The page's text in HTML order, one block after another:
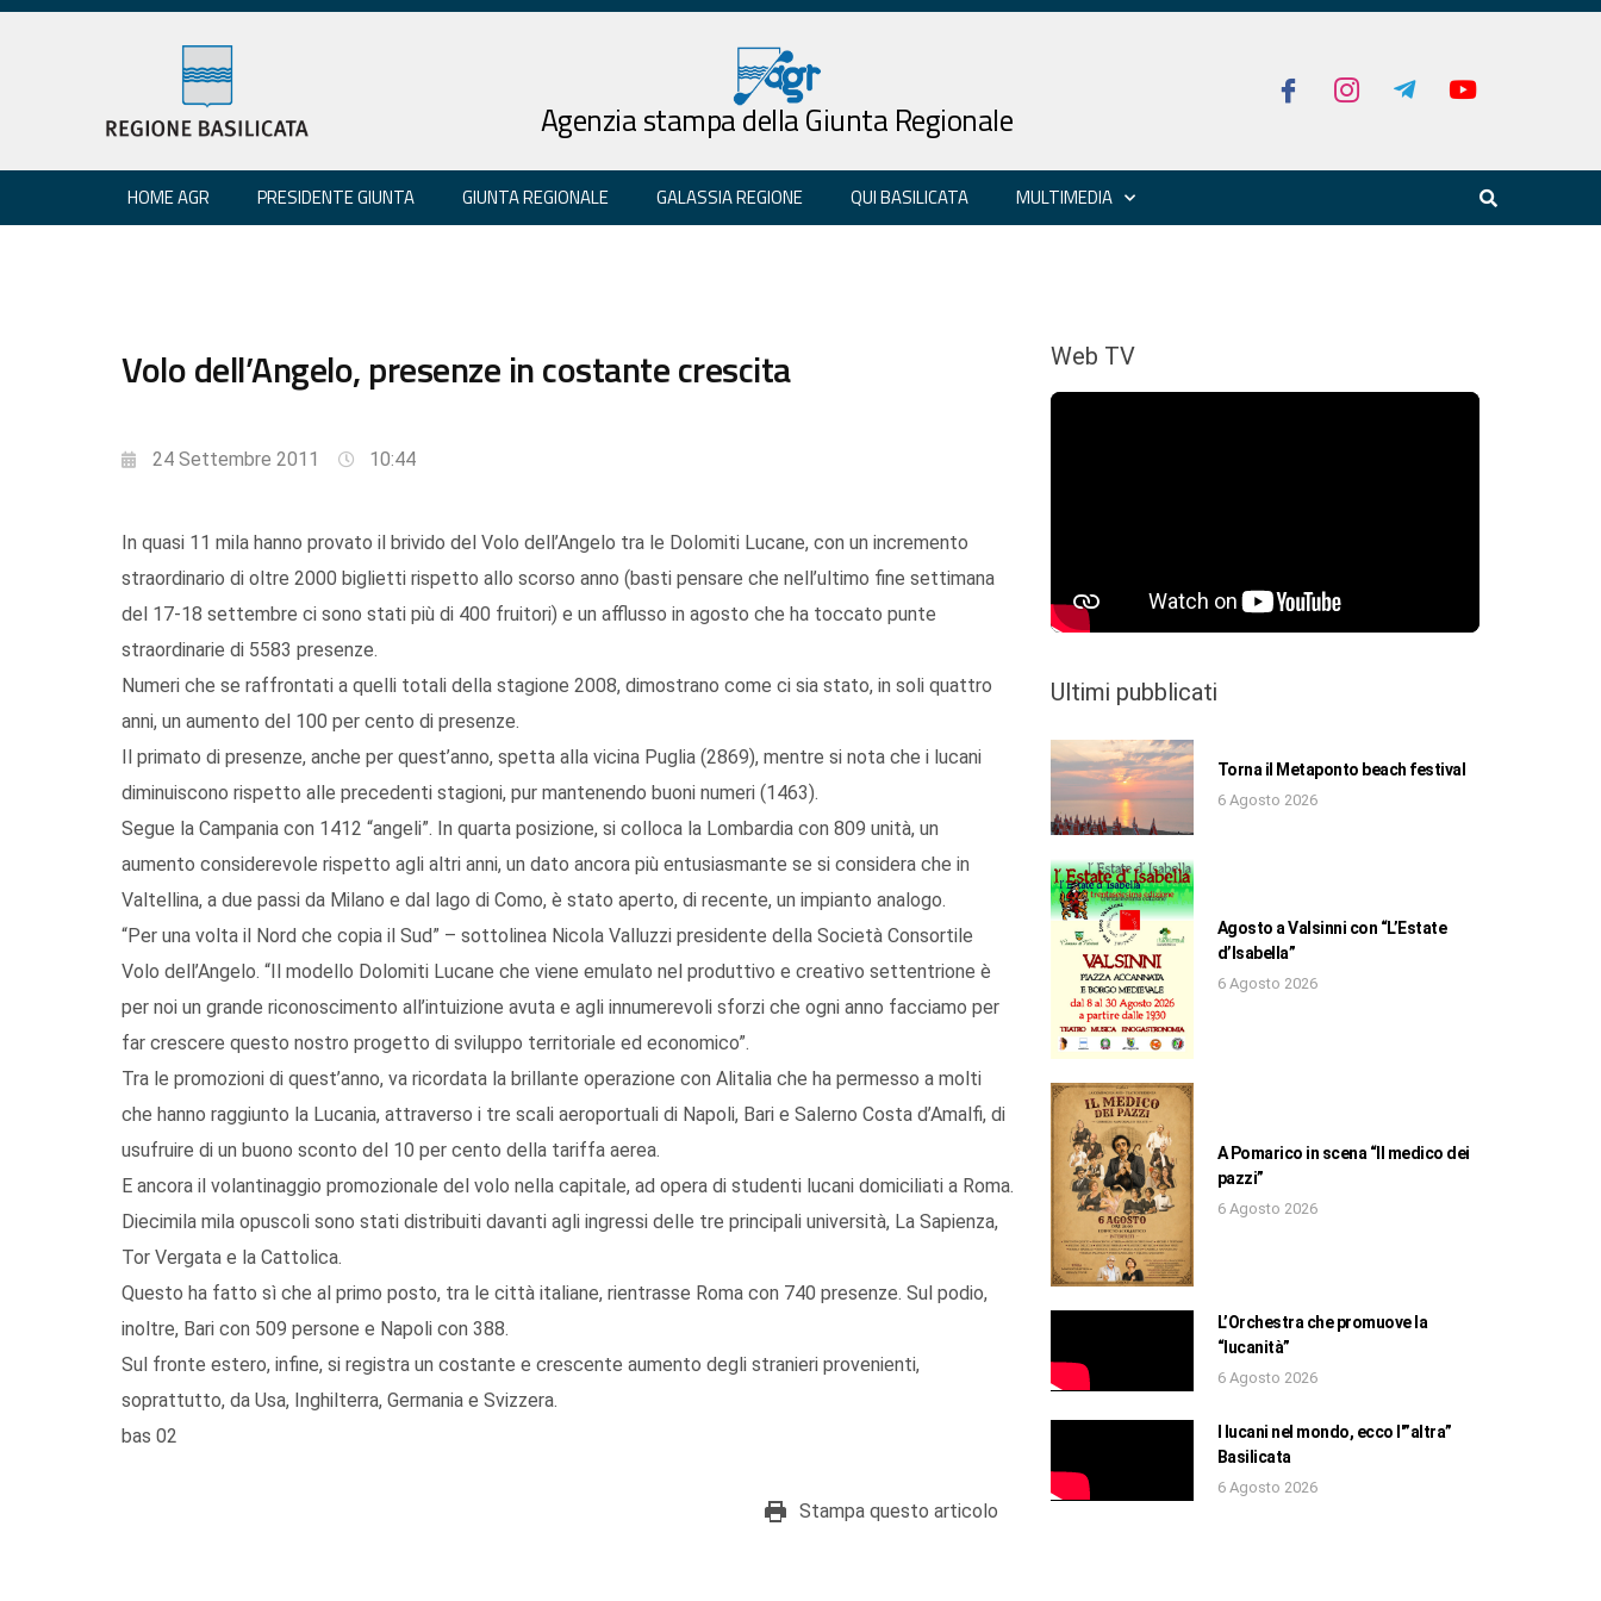
Agenzia stampa della Giunta Regionale
HOME AGR PRESIDENTE GIUNTA GIUNTA REGIONALE GALASSIA REGIONE QUI BASILICATA MULTIMEDIA
Volo dell’Angelo, presenze in costante crescita
24 Settembre 2011 10:44
In quasi 11 mila hanno provato il brivido del Volo dell’Angelo tra le Dolomiti Lucane, con un incremento
straordinario di oltre 2000 biglietti rispetto allo scorso anno (basti pensare che nell’ultimo fine settimana
del 17-18 settembre ci sono stati più di 400 fruitori) e un afflusso in agosto che ha toccato punte
straordinarie di 5583 presenze.
Numeri che se raffrontati a quelli totali della stagione 2008, dimostrano come ci sia stato, in soli quattro
anni, un aumento del 100 per cento di presenze.
Il primato di presenze, anche per quest’anno, spetta alla vicina Puglia (2869), mentre si nota che i lucani
diminuiscono rispetto alle precedenti stagioni, pur mantenendo buoni numeri (1463).
Segue la Campania con 1412 “angeli”. In quarta posizione, si colloca la Lombardia con 809 unità, un
aumento considerevole rispetto agli altri anni, un dato ancora più entusiasmante se si considera che in
Valtellina, a due passi da Milano e dal lago di Como, è stato aperto, di recente, un impianto analogo.
“Per una volta il Nord che copia il Sud” – sottolinea Nicola Valluzzi presidente della Società Consortile
Volo dell’Angelo. “Il modello Dolomiti Lucane che viene emulato nel produttivo e creativo settentrione è
per noi un grande riconoscimento all’intuizione avuta e agli innumerevoli sforzi che ogni anno facciamo per
far crescere questo nostro progetto di sviluppo territoriale ed economico”.
Tra le promozioni di quest’anno, va ricordata la brillante operazione con Alitalia che ha permesso a molti
che hanno raggiunto la Lucania, attraverso i tre scali aeroportuali di Napoli, Bari e Salerno Costa d’Amalfi, di
usufruire di un buono sconto del 10 per cento della tariffa aerea.
E ancora il volantinaggio promozionale del volo nella capitale, ad opera di studenti lucani domiciliati a Roma.
Diecimila mila opuscoli sono stati distribuiti davanti agli ingressi delle tre principali università, La Sapienza,
Tor Vergata e la Cattolica.
Questo ha fatto sì che al primo posto, tra le città italiane, rientrasse Roma con 740 presenze. Sul podio,
inoltre, Bari con 509 persone e Napoli con 388.
Sul fronte estero, infine, si registra un costante e crescente aumento degli stranieri provenienti,
soprattutto, da Usa, Inghilterra, Germania e Svizzera.
bas 02
Stampa questo articolo
Web TV
Ultimi pubblicati
Torna il Metaponto beach festival
6 Agosto 2026
Agosto a Valsinni con “L’Estate
d’Isabella”
6 Agosto 2026
A Pomarico in scena “Il medico dei
pazzi”
6 Agosto 2026
L’Orchestra che promuove la
“lucanità”
6 Agosto 2026
I lucani nel mondo, ecco l'”altra”
Basilicata
6 Agosto 2026